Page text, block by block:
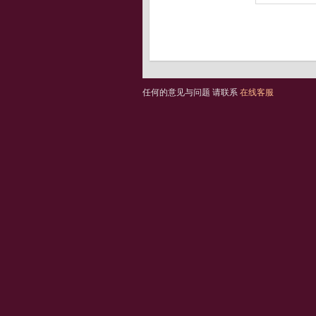
任何的意见与问题 请联系 在线客服